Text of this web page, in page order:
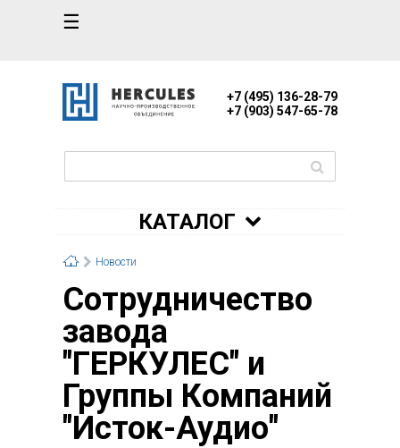
☰
+7 (495) 136-28-79
+7 (903) 547-65-78
КАТАЛОГ
Новости
Сотрудничество
завода
"ГЕРКУЛЕС" и
Группы Компаний
"Исток-Аудио"